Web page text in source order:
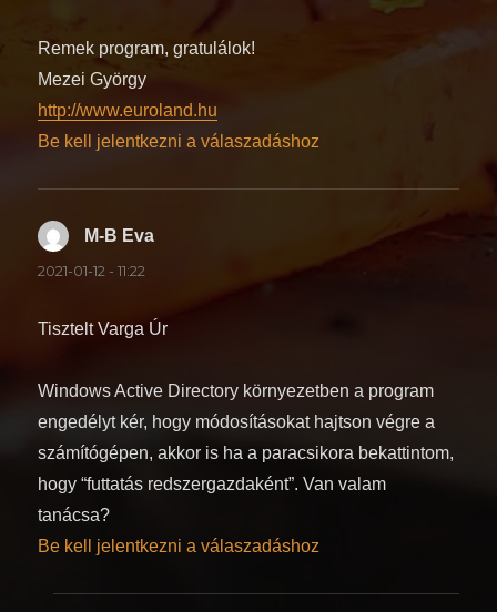
Remek program, gratulálok!
Mezei György
http://www.euroland.hu
Be kell jelentkezni a válaszadáshoz
M-B Eva
2021-01-12 - 11:22
Tisztelt Varga Úr
Windows Active Directory környezetben a program
engedélyt kér, hogy módosításokat hajtson végre a
számítógépen, akkor is ha a paracsikora bekattintom,
hogy “futtatás redszergazdaként”. Van valam
tanácsa?
Be kell jelentkezni a válaszadáshoz